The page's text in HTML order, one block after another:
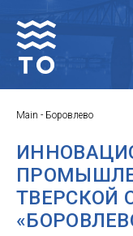
Main - Боровлево
ТВЕРСКОЙ